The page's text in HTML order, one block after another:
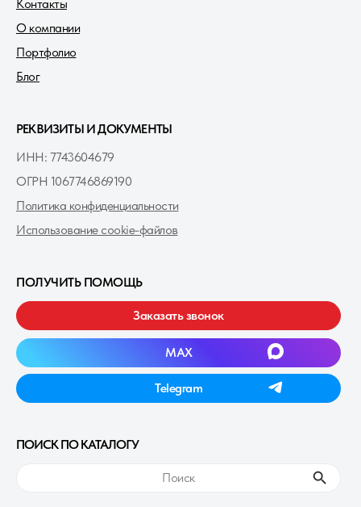
Заказать звонок
MAXㅤ
ПОЛУЧИТЬ ПОМОЩЬ
ㅤПоискㅤ
ИНН: 7743604679
Портфолио
Блог
О компании
Контакты
ОГРН 1067746869190
ПОИСК ПО КАТАЛОГУ
РЕКВИЗИТЫ И ДОКУМЕНТЫ
Политика конфиденциальности
Использование cookie-файлов
Telegramㅤ